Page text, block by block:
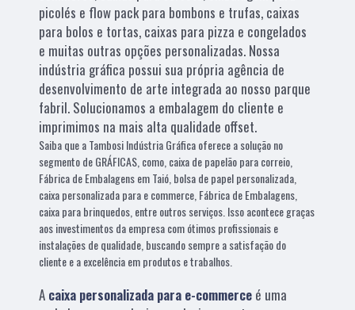
picolés e flow pack para bombons e trufas, caixas
para bolos e tortas, caixas para pizza e congelados
e muitas outras opções personalizadas. Nossa
indústria gráfica possui sua própria agência de
desenvolvimento de arte integrada ao nosso parque
fabril. Solucionamos a embalagem do cliente e
imprimimos na mais alta qualidade offset.
Saiba que a Tambosi Indústria Gráfica oferece a solução no
segmento de GRÁFICAS, como, caixa de papelão para correio,
Fábrica de Embalagens em Taió, bolsa de papel personalizada,
caixa personalizada para e commerce, Fábrica de Embalagens,
caixa para brinquedos, entre outros serviços. Isso acontece graças
aos investimentos da empresa com ótimos profissionais e
instalações de qualidade, buscando sempre a satisfação do
cliente e a excelência em produtos e trabalhos.
A caixa personalizada para e-commerce é uma